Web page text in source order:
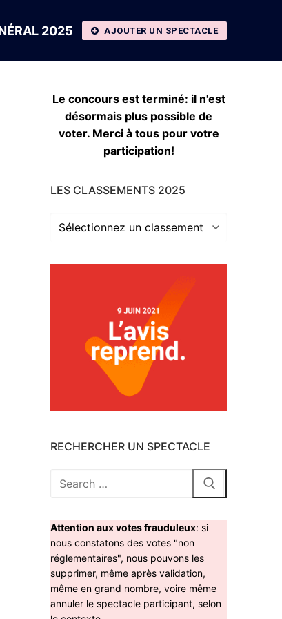
2025 AJOUTER UN SPECTACLE
Le concours est terminé: il n'est
désormais plus possible de
voter. Merci à tous pour votre
participation!
LES CLASSEMENTS 2025
Les
RECHERCHER UN SPECTACLE
Rechercher
Attention aux votes frauduleux: si
nous constatons des votes "non
réglementaires", nous pouvons les
supprimer, même après validation,
même en grand nombre, voire même
annuler le spectacle participant, selon